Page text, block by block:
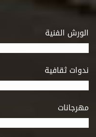
الورش الفنية
ندوات ثقافية
مهرجانات